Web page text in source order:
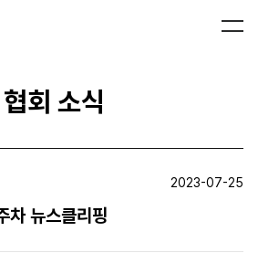
협회 소식
2023-07-25
뉴스클리핑